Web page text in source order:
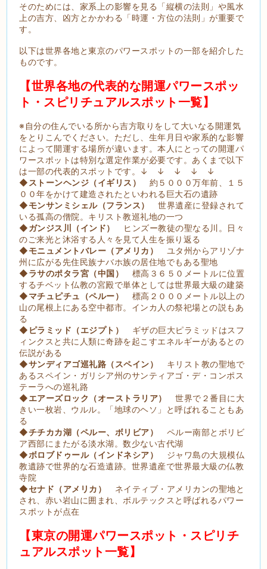
そのためには、家系上の影響を見る「縦横の法則」や風水
上の吉方、凶方とかかわる「時運・方位の法則」が重要で
す。
以下は世界各地と東京のパワースポットの一部を紹介した
ものです。
【世界各地の代表的な開運パワースポッ
ト・スピリチュアルスポット一覧】
※自分の住んでいる所から吉方取りをして大いなる開運気
をとりこんでください。ただし、生年月日や家系的な影響
によって開運する場所が違います。本人にとっての開運パ
ワースポットは特別な選定作業が必要です。あくまで以下
は一部の代表的スポットです。↓ ↓ ↓ ↓ ↓
◆ストーンヘンジ（イギリス）
約５０００万年前、１５
００年をかけて建造されたといわれる巨大石の遺跡
◆モンサンミシェル（フランス）
世界遺産に登録されて
いる孤高の僧院。キリスト教巡礼地の一つ
◆ガンジス川（インド）
ヒンズー教徒の聖なる川。日々
のご来光と沐浴する人々を見て人生を振り返る
◆モニュメントバレー（アメリカ）
ユタ州からアリゾナ
州に広がる先住民族ナバホ族の居住地でもある聖地
◆ラサのポタラ宮（中国）
標高３６５０メートルに位置
するチベット仏教の宮殿で単体としては世界最大級の建築
◆マチュピチュ（ペルー）
標高２０００メートル以上の
山の尾根上にある空中都市。インカ人の祭祀場との説もあ
る
◆ピラミッド（エジプト）
ギザの巨大ピラミッドはスフ
ィンクスと共に人類に奇跡を起こすエネルギーがあるとの
伝説がある
◆サンディアゴ巡礼路（スペイン）
キリスト教の聖地で
あるスペイン・ガリシア州のサンティアゴ・デ・コンポス
テーラへの巡礼路
◆エアーズロック（オーストラリア）
世界で２番目に大
きい一枚岩、ウルル。「地球のヘソ」と呼ばれることもあ
る
◆チチカカ湖（ペルー、ボリビア）
ペルー南部とボリビ
ア西部にまたがる淡水湖。数少ない古代湖
◆ボロブドゥール（インドネシア）
ジャワ島の大規模仏
教遺跡で世界的な石造遺跡。世界遺産で世界最大級の仏教
寺院
◆セナド（アメリカ）
ネイティブ・アメリカンの聖地と
され、赤い岩山に囲まれ、ボルテックスと呼ばれるパワー
スポットが点在
【東京の開運パワースポット・スピリチ
ュアルスポット一覧】